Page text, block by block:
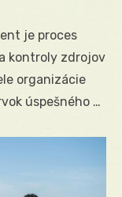
je proces
kontroly zdrojov
organizácie
úspešného …